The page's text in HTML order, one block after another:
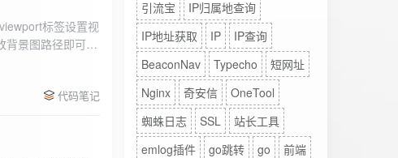
标签设置视
背景图路径即可。
代码笔记
引流宝
IP归属地查询
IP地址获取
IP
IP查询
BeaconNav
Typecho
短网址
Nginx
奇安信
OneTool
蜘蛛日志
SSL
站长工具
emlog插件
go跳转 go
前端